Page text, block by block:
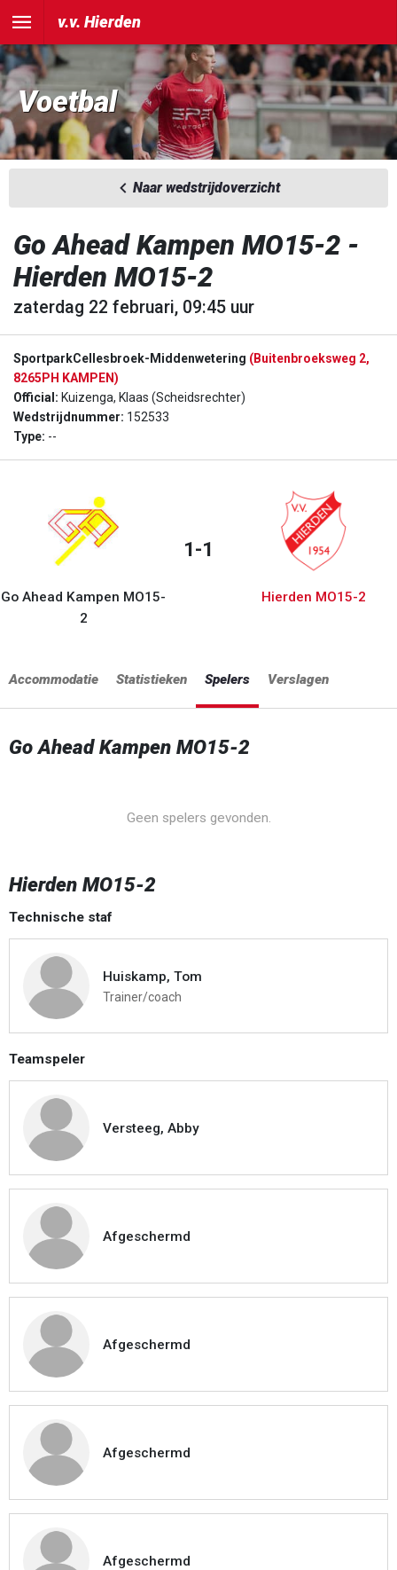
v.v. Hierden
Voetbal
Naar wedstrijdoverzicht
Go Ahead Kampen MO15-2 -
Hierden MO15-2
zaterdag 22 februari, 09:45 uur
SportparkCellesbroek-Middenwetering (Buitenbroeksweg 2,
8265PH KAMPEN)
Official: Kuizenga, Klaas (Scheidsrechter)
Wedstrijdnummer: 152533
Type: --
Go Ahead Kampen MO15-
2
1-1
Hierden MO15-2
Accommodatie Statistieken Spelers Verslagen
Go Ahead Kampen MO15-2
Geen spelers gevonden.
Hierden MO15-2
Technische staf
Huiskamp, Tom
Trainer/coach
Teamspeler
Versteeg, Abby
Afgeschermd
Afgeschermd
Afgeschermd
Afgeschermd